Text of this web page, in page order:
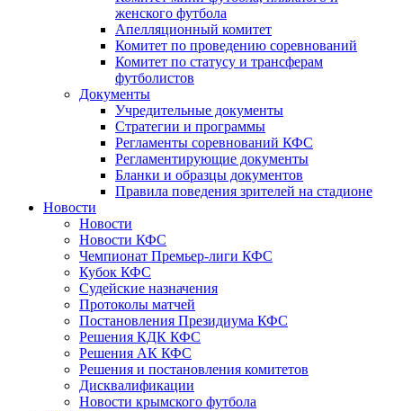
женского футбола
Апелляционный комитет
Комитет по проведению соревнований
Комитет по статусу и трансферам
футболистов
Документы
Учредительные документы
Стратегии и программы
Регламенты соревнований КФС
Регламентирующие документы
Бланки и образцы документов
Правила поведения зрителей на стадионе
Новости
Новости
Новости КФС
Чемпионат Премьер-лиги КФС
Кубок КФС
Судейские назначения
Протоколы матчей
Постановления Президиума КФС
Решения КДК КФС
Решения АК КФС
Решения и постановления комитетов
Дисквалификации
Новости крымского футбола